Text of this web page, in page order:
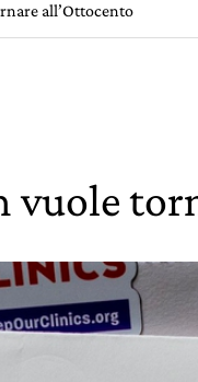
all’Ottocento
vuole